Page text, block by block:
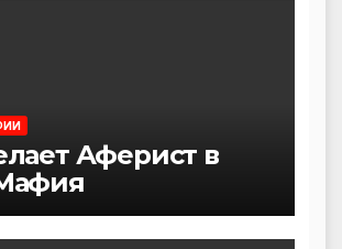
Аферист в